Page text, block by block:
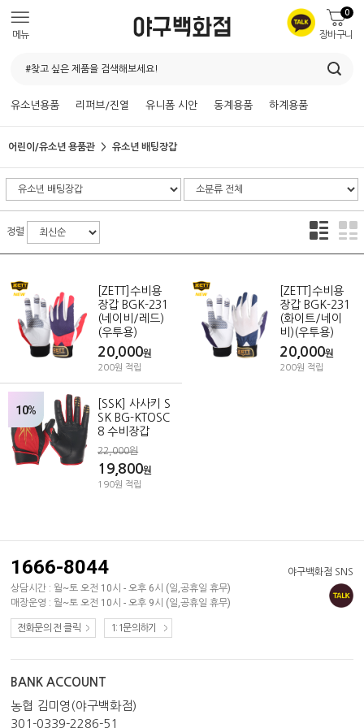
메뉴 장바구니
0
유소년용품 리퍼브/진열 유니폼 시안 동계용품 하계용품
어린이/유소년 용품관 유소년 배팅장갑
정렬
[ZETT]수비용
장갑 BGK-231
(네이비/레드)
(우투용)
20,000원
200원 적립
[ZETT]수비용
장갑 BGK-231
(화이트/네이
비)(우투용)
20,000원
200원 적립
10%
[SSK] 사사키 S
SK BG-KTOSC
8 수비장갑
22,000원
19,800원
190원 적립
야구백화점 SNS
1666-8044
상담시간 : 월~토 오전 10시 - 오후 6시 (일,공휴일 휴무)
매장운영 : 월~토 오전 10시 - 오후 9시 (일,공휴일 휴무)
전화문의 전 클릭 1:1문의하기
BANK ACCOUNT
농협 김미영(야구백화점)
301-0339-2286-51